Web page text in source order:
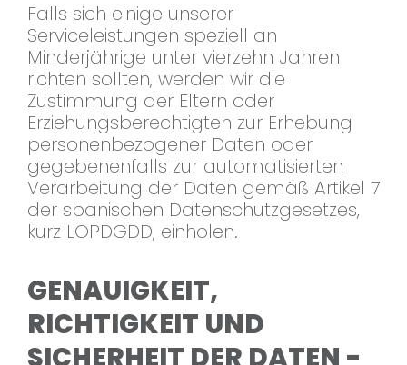
Falls sich einige unserer
Serviceleistungen speziell an
Minderjährige unter vierzehn Jahren
richten sollten, werden wir die
Zustimmung der Eltern oder
Erziehungsberechtigten zur Erhebung
personenbezogener Daten oder
gegebenenfalls zur automatisierten
Verarbeitung der Daten gemäß Artikel 7
der spanischen Datenschutzgesetzes,
kurz LOPDGDD, einholen.
GENAUIGKEIT,
RICHTIGKEIT UND